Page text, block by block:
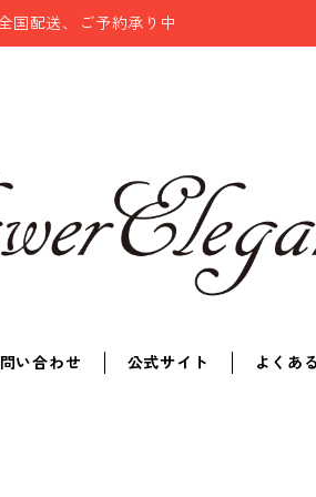
国配送、ご予約承り中
い合わせ 公式サイト よくあ